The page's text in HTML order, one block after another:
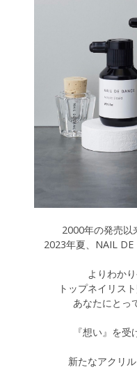
2000年の発売以
2023年夏、NAIL DE
よりわか
トップネイリス
あなたにとっ
『想い』を
新たなアクリ